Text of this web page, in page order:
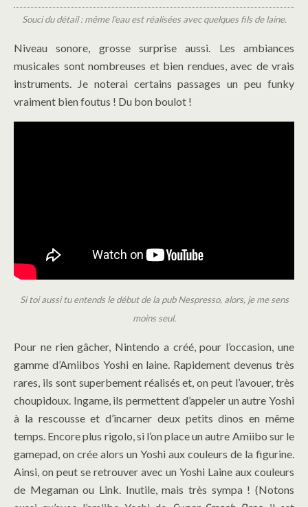
Souci du détail : même l’eau est réalisées avec quelques fils de laine.
Niveau sonore, grosse surprise aussi. Les ambiances
musicales sont nombreuses et bien rendues, avec de vrais
instruments. Je noterai certains passages un peu funky
vraiment bien foutus ! Du bon boulot !
Si toi aussi tu entends le début de la pub Nespresso, alors, je me sens
moins seul.
Pour ne rien gâcher, Nintendo a créé, pour l’occasion, une
gamme d’Amiibos Yoshi en laine. Rapidement devenus très
rares, ils sont superbement réalisés et, on peut l’avouer, très
choupidoux. Ingame, ils permettent d’appeler un autre Yoshi
à la rescousse et d’incarner deux petits dinos en même
temps. Encore plus rigolo, si l’on place un autre Amiibo sur le
gamepad, on crée alors un Yoshi aux couleurs de la figurine.
Ainsi, on peut se retrouver avec un Yoshi Laine aux couleurs
de Megaman ou Link. Inutile, mais très sympa ! (Notons